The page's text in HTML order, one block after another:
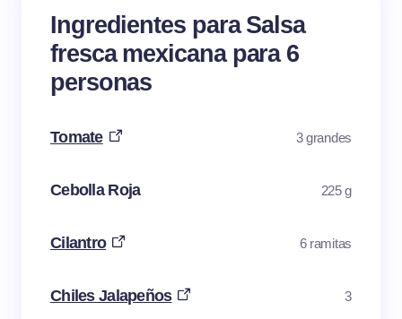
Ingredientes para Salsa
fresca mexicana para 6
personas
Tomate 3 grandes
Cebolla Roja 225 g
Cilantro 6 ramitas
Chiles Jalapeños 3